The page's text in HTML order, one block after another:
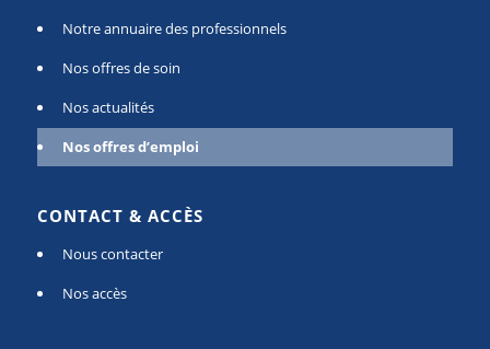
Notre annuaire des professionnels
Nos offres de soin
Nos actualités
Nos offres d’emploi
CONTACT & ACCÈS
Nous contacter
Nos accès